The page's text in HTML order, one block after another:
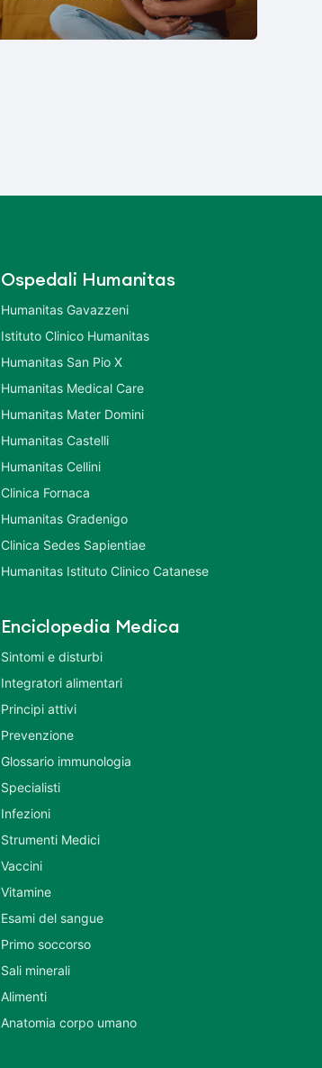
Ospedali Humanitas
Humanitas Gavazzeni
Istituto Clinico Humanitas
Humanitas San Pio X
Humanitas Medical Care
Humanitas Mater Domini
Humanitas Castelli
Humanitas Cellini
Clinica Fornaca
Humanitas Gradenigo
Clinica Sedes Sapientiae
Humanitas Istituto Clinico Catanese
Enciclopedia Medica
Sintomi e disturbi
Integratori alimentari
Principi attivi
Prevenzione
Glossario immunologia
Specialisti
Infezioni
Strumenti Medici
Vaccini
Vitamine
Esami del sangue
Primo soccorso
Sali minerali
Alimenti
Anatomia corpo umano